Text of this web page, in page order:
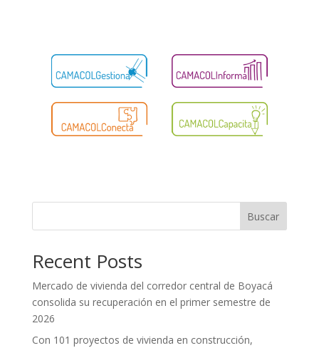
Buscar
Recent Posts
Mercado de vivienda del corredor central de Boyacá
consolida su recuperación en el primer semestre de
2026
Con 101 proyectos de vivienda en construcción,